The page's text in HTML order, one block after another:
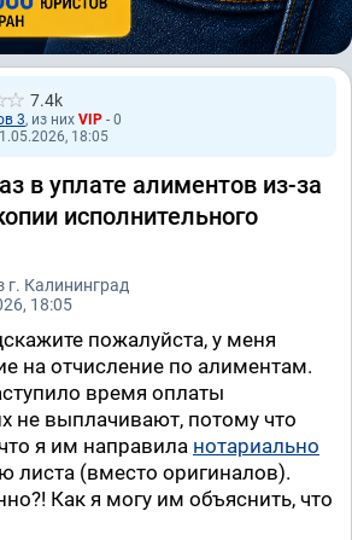
7.4k
3, из них VIP - 0
18:05
в уплате алиментов из-за
исполнительного
Калининград
18:05
пожалуйста, у меня
на отчисление по алиментам.
время оплаты
не выплачивают, потому что
я им направила нотариально
листа (вместо оригиналов).
Как я могу им объяснить, что